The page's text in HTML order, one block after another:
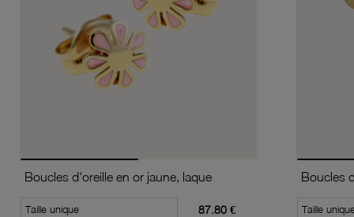
Boucles d'oreille en or jaune, laque
Taille unique 87.80 € Taille